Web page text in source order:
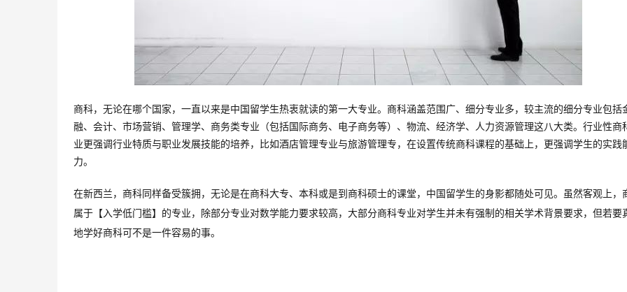
商科，无论在哪个国家，一直以来是中国留学生热衷就读的第一大专业。商科涵盖范围广、细分专业多，较主流的细分专业包括
融、会计、市场营销、管理学、商务类专业（包括国际商务、电子商务等）、物流、经济学、人力资源管理这八大类。行业性商
业更强调行业特质与职业发展技能的培养，比如酒店管理专业与旅游管理专，在设置传统商科课程的基础上，更强调学生的实践
力。
在新西兰，商科同样备受簇拥，无论是在商科大专、本科或是到商科硕士的课堂，中国留学生的身影都随处可见。
虽然客观上，
属于【入学低门槛】的专业，除部分专业对数学能力要求较高，大部分商科专业对学生并未有强制的相关学术背景要求，但若要
地学好商科可不是一件容易的事。